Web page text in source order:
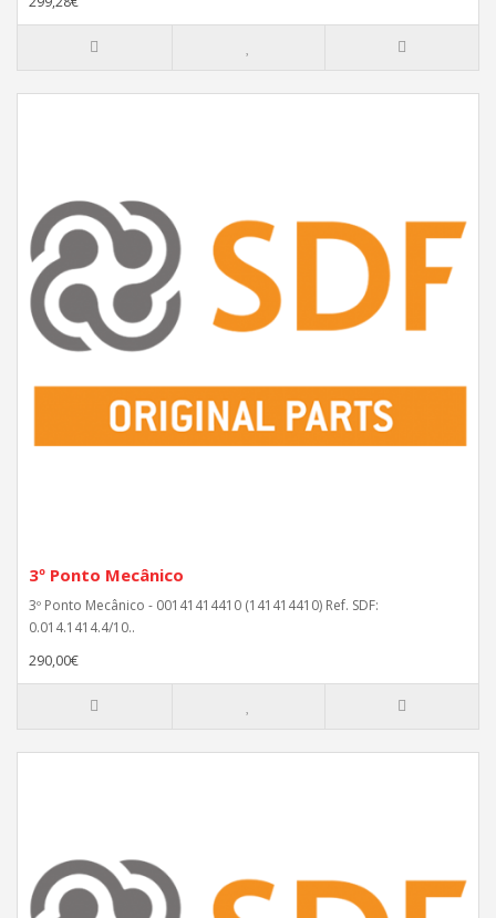
3º Ponto Mecânico
3º Ponto Mecânico - 00141414410 (141414410) Ref. SDF:
0.014.1414.4/10..
290,00€